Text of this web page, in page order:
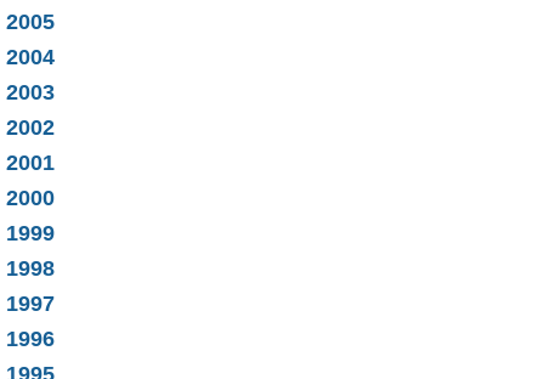
2005
2004
2003
2002
2001
2000
1999
1998
1997
1996
1995